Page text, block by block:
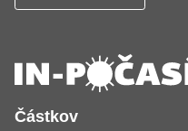
Částkov